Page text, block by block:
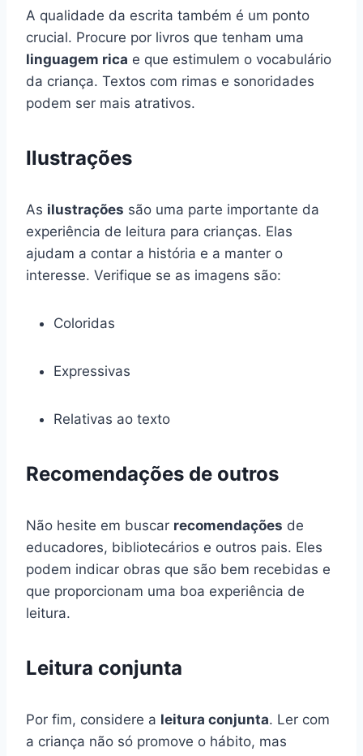
A qualidade da escrita também é um ponto
crucial. Procure por livros que tenham uma
linguagem rica e que estimulem o vocabulário
da criança. Textos com rimas e sonoridades
podem ser mais atrativos.
Ilustrações
As ilustrações são uma parte importante da
experiência de leitura para crianças. Elas
ajudam a contar a história e a manter o
interesse. Verifique se as imagens são:
Coloridas
Expressivas
Relativas ao texto
Recomendações de outros
Não hesite em buscar recomendações de
educadores, bibliotecários e outros pais. Eles
podem indicar obras que são bem recebidas e
que proporcionam uma boa experiência de
leitura.
Leitura conjunta
Por fim, considere a leitura conjunta. Ler com
a criança não só promove o hábito, mas